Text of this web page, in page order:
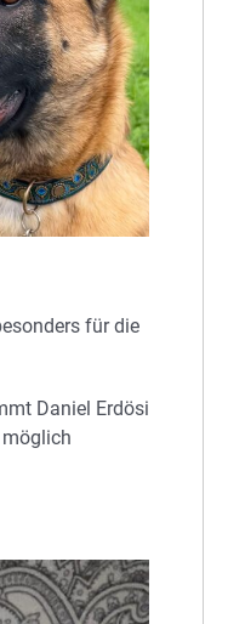
für die
Daniel Erdösi
möglich